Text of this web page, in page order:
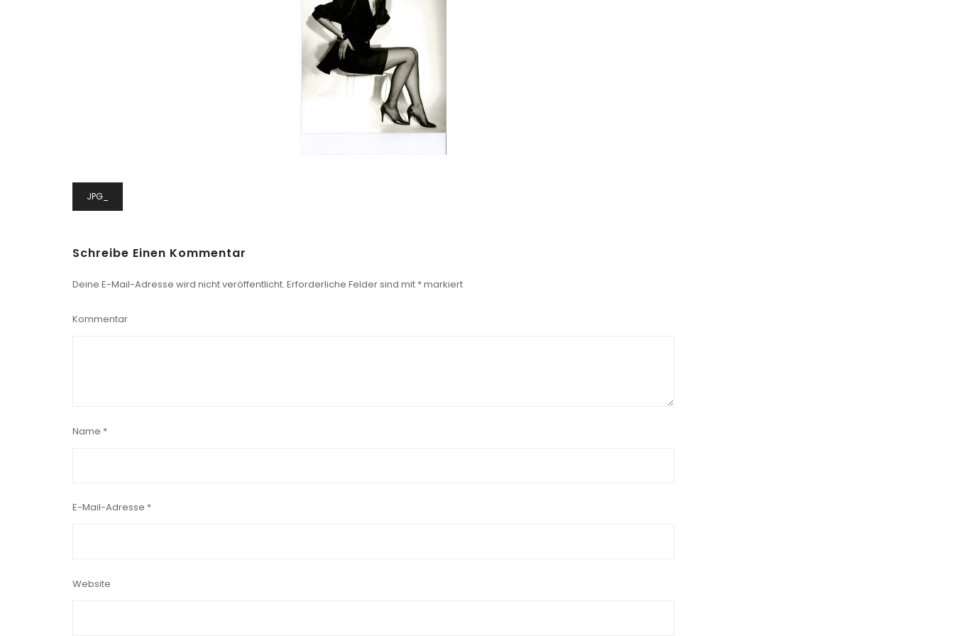
Beitragsnavigation
JPG_
Schreibe Einen Kommentar
Deine E-Mail-Adresse wird nicht veröffentlicht. Erforderliche Felder sind mit *markiert
Kommentar
Name *
E-Mail-Adresse *
Website